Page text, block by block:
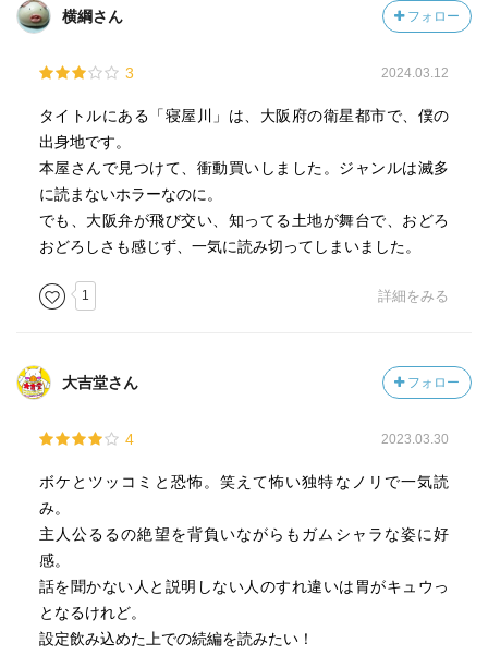
横綱さん フォロー
3 2024.03.12
タイトルにある「寝屋川」は、大阪府の衛星都市で、僕の
出身地です。
本屋さんで見つけて、衝動買いしました。ジャンルは滅多
に読まないホラーなのに。
でも、大阪弁が飛び交い、知ってる土地が舞台で、おどろ
おどろしさも感じず、一気に読み切ってしまいました。
1 詳細をみる
大吉堂さん フォロー
4 2023.03.30
ボケとツッコミと恐怖。笑えて怖い独特なノリで一気読
み。
主人公るるの絶望を背負いながらもガムシャラな姿に好
感。
話を聞かない人と説明しない人のすれ違いは胃がキュウっ
となるけれど。
設定飲み込めた上での続編を読みたい！